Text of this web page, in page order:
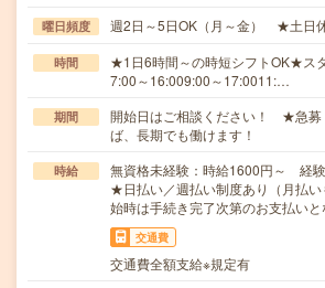
曜日頻度 週2日～5日OK（月～金） ★土日
時間
★1日6時間～の時短シフトOK★ス
7:00～16:009:00～17:0011:…
期間
開始日はご相談ください！ ★急
ば、長期でも働けます！
時給
無資格未経験：時給1600円～ 経
★日払い／週払い制度あり（月払
始時は手続き完了次第のお支払いと
交通費
交通費全額支給※規定有